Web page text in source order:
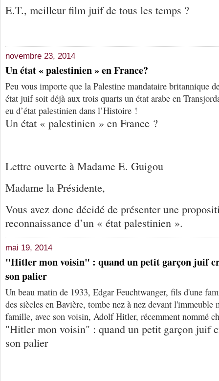
E.T., meilleur film juif de tous les temps ?
novembre 23, 2014
Un état « palestinien » en France?
Peu vous importe que la Palestine mandataire britannique
état juif soit déjà aux trois quarts un état arabe en
eu d’état palestinien dans l’Histoire !
Un état « palestinien » en France ?
Lettre ouverte à Madame E. Guigou
Madame la Présidente,
Vous avez donc décidé de présenter une
reconnaissance d’un « état palestinien ».
mai 19, 2014
"Hitler mon voisin" : quand un petit garçon juif
son palier
Un beau matin de 1933, Edgar Feuchtwanger, fils d'une
des siècles en Bavière, tombe nez à nez devant l'immeuble
famille, avec son voisin, Adolf Hitler, récemment nommé
"Hitler mon voisin" : quand un petit garçon juif
son palier